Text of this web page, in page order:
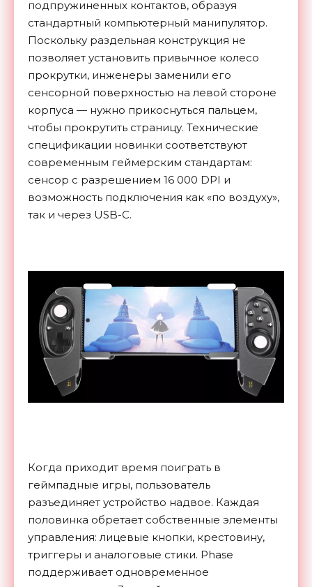
подпружиненных контактов, образуя
стандартный компьютерный манипулятор.
Поскольку раздельная конструкция не
позволяет установить привычное колесо
прокрутки, инженеры заменили его
сенсорной поверхностью на левой стороне
корпуса — нужно прикоснуться пальцем,
чтобы прокрутить страницу. Технические
спецификации новинки соответствуют
современным геймерским стандартам:
сенсор с разрешением 16 000 DPI и
возможность подключения как «по воздуху»,
так и через USB-C.
Когда приходит время поиграть в
геймпадные игры, пользователь
разъединяет устройство надвое. Каждая
половинка обретает собственные элементы
управления: лицевые кнопки, крестовину,
триггеры и аналоговые стики. Phase
поддерживает одновременное